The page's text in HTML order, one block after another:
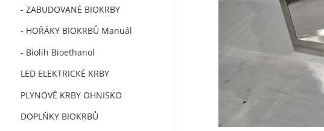
- ZABUDOVANÉ BIOKRBY
- HOŘÁKY BIOKRBŮ Manuál
- Biolih Bioethanol
LED ELEKTRICKÉ KRBY
PLYNOVÉ KRBY OHNISKO
DOPLŇKY BIOKRBŮ